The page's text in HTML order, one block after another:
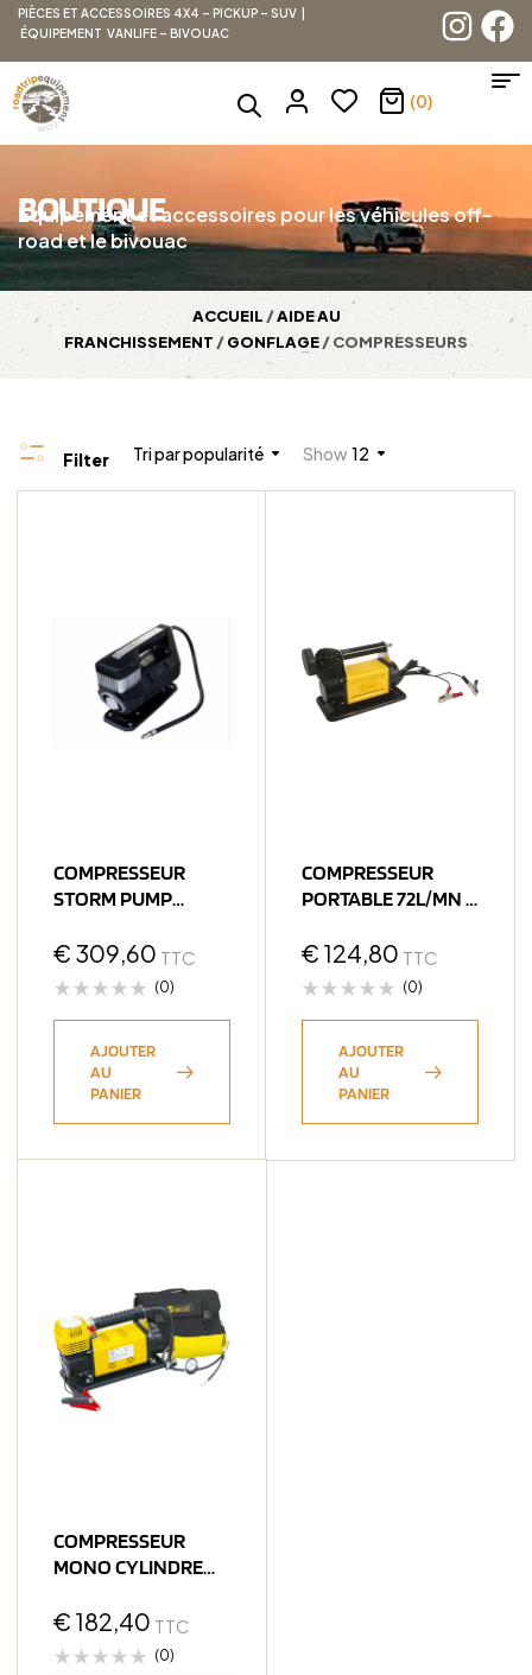
PIÈCES ET ACCESSOIRES 4X4 – PICKUP – SUV |
ÉQUIPEMENT VANLIFE – BIVOUAC
(0)
BOUTIQUE
Équipement et accessoires pour les véhicules off-
road et le bivouac
ACCUEIL /AIDE AU
FRANCHISSEMENT /GONFLAGE/ COMPRESSEURS
Filter Tri par popularité Show12
COMPRESSEUR
STORM PUMP
€ 309,60 TTC
(0)
AJOUTER
AU
PANIER
COMPRESSEUR
PORTABLE 72L/MN –
€ 124,80 TTC
(0)
AJOUTER
AU
PANIER
COMPRESSEUR
MONO CYLINDRE
€ 182,40 TTC
(0)